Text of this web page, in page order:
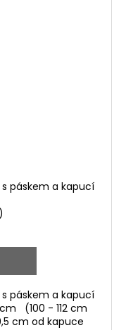
páskem a kapucí
páskem a kapucí
(100 - 112 cm
cm od kapuce